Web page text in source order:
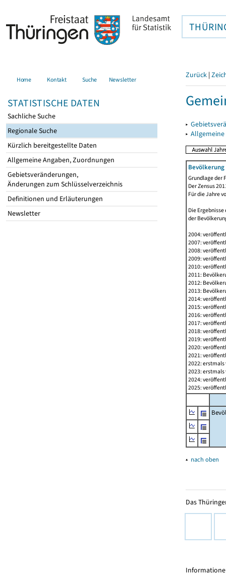
Home Kontakt Suche Newsletter
STATISTISCHE DATEN
Sachliche Suche
Regionale Suche
Kürzlich bereitgestellte Daten
Allgemeine Angaben, Zuordnungen
Gebietsveränderungen,
Änderungen zum Schlüsselverzeichnis
Definitionen und Erläuterungen
Newsletter
Zurück |
▸
▸
Grundlage der
Der Zensus
Für die Jahre
Die
der
2004:
2007:
2008:
2009:
2010:
2011:
2012:
2013:
2014:
2015:
2016:
2017:
2018:
2019:
2020:
2021:
2022:
2023:
2024:
2025:
▴ nach oben
Das